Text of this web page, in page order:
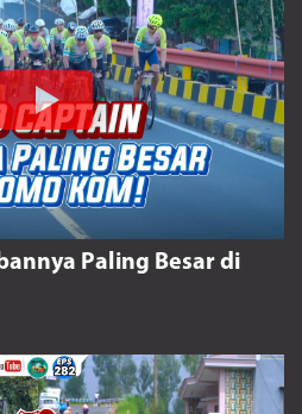
Paling Besar di